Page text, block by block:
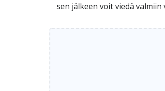
sen jälkeen voit viedä